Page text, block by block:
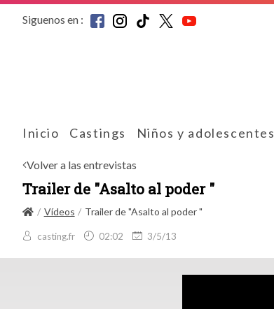
Siguenos en :
Inicio Castings Niños y adolescentes
Volver a las entrevistas
Trailer de "Asalto al poder "
Vídeos Trailer de "Asalto al poder "
casting.fr 02:02 3/5/13